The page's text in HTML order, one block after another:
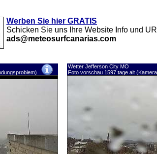
Werben Sie hier GRATIS
Schicken Sie uns Ihre Website Info und
ads@meteosurfcanarias.com
Wetter Jefferson City MO
Foto vorschau 1597 tage alt